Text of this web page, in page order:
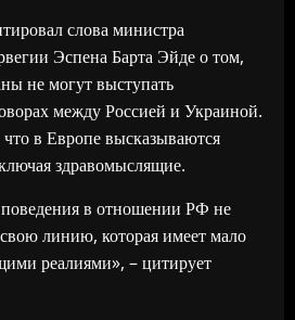
слова министра
Эспена Барта Эйде о том,
не могут выступать
между Россией и Украиной.
в Европе высказываются
здравомыслящие.
в отношении РФ не
линию, которая имеет мало
реалиями», – цитирует